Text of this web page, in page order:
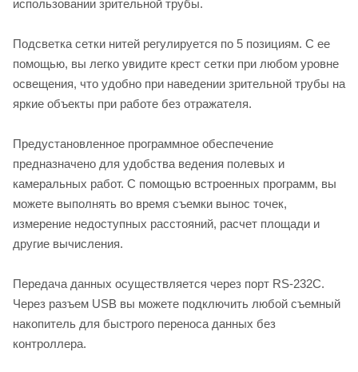
использовании зрительной трубы.
Подсветка сетки нитей регулируется по 5 позициям. С ее
помощью, вы легко увидите крест сетки при любом уровне
освещения, что удобно при наведении зрительной трубы на
яркие объекты при работе без отражателя.
Предустановленное программное обеспечение
предназначено для удобства ведения полевых и
камеральных работ. С помощью встроенных программ, вы
можете выполнять во время съемки вынос точек,
измерение недоступных расстояний, расчет площади и
другие вычисления.
Передача данных осуществляется через порт RS-232C.
Через разъем USB вы можете подключить любой съемный
накопитель для быстрого переноса данных без
контроллера.